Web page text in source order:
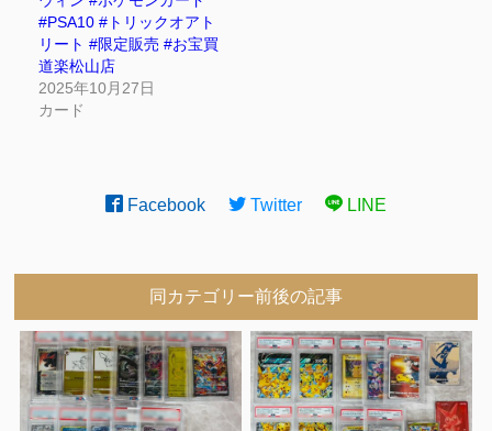
#PSA10 #トリックオアト
リート #限定販売 #お宝買
道楽松山店
2025年10月27日
カード
Facebook Twitter LINE
同カテゴリー前後の記事